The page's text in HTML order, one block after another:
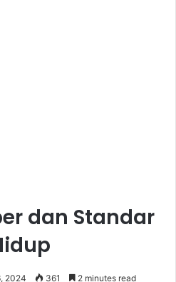
dan Standar
2024 361 2 minutes read